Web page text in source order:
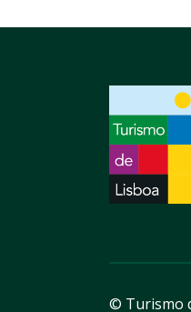
© Turismo